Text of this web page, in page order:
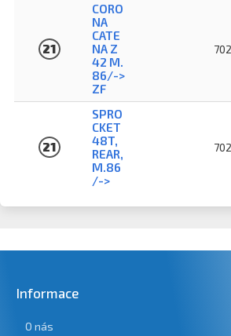
21
CORO
NA
CATE
NA Z
42 M.
86/->
ZF
21
SPRO
CKET
48T,
REAR,
M.86
/->
Informace
O nás